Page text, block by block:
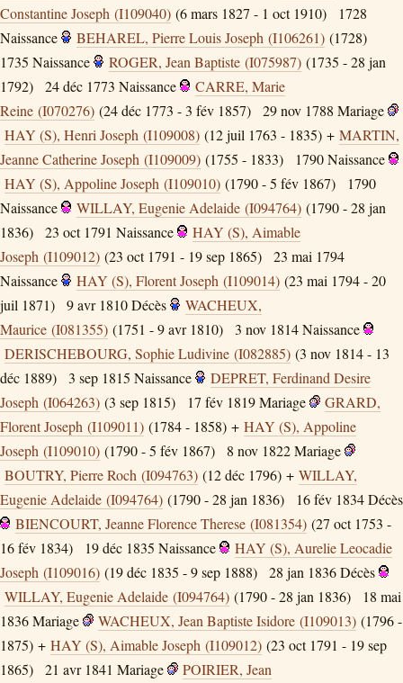
Constantine Joseph (I109040) (6 mars 1827 - 1 oct 1910)
1728
Naissance
BEHAREL, Pierre Louis Joseph (I106261) (1728)
1735 Naissance ROGER, Jean Baptiste (I075987) (1735 - 28 jan
1792)
24 déc 1773 Naissance
CARRE, Marie
Reine (I070276) (24 déc 1773 - 3 fév 1857) 29 nov 1788 Mariage
HAY (S), Henri Joseph (I109008) (12 juil 1763 - 1835) + MARTIN,
Jeanne Catherine Joseph (I109009) (1755 - 1833) 1790Naissance
HAY (S), Appoline Joseph (I109010) (1790 - 5 fév 1867)
1790
Naissance
WILLAY, Eugenie Adelaide (I094764) (1790 - 28 jan
1836)
23 oct 1791 Naissance
HAY (S), Aimable
Joseph (I109012) (23 oct 1791 - 19 sep 1865)
23 mai 1794
Naissance
HAY (S), Florent Joseph (I109014) (23 mai 1794 - 20
juil 1871)
9 avr 1810Décès
WACHEUX,
Maurice (I081355) (1751 - 9 avr 1810) 3 nov 1814Naissance
DERISCHEBOURG, Sophie Ludivine (I082885) (3 nov 1814 - 13
déc 1889)
3 sep 1815 Naissance
DEPRET, Ferdinand Desire
Joseph (I064263) (3 sep 1815) 17 fév 1819Mariage
GRARD,
Florent Joseph (I109011) (1784 - 1858) + HAY (S), Appoline
Joseph (I109010) (1790 - 5 fév 1867) 8 nov 1822Mariage
BOUTRY, Pierre Roch (I094763) (12 déc 1796) + WILLAY,
Eugenie Adelaide (I094764) (1790 - 28 jan 1836) 16 fév 1834Décès
BIENCOURT, Jeanne Florence Therese (I081354) (27 oct 1753 -
16 fév 1834)
19 déc 1835 Naissance
HAY (S), Aurelie Leocadie
Joseph (I109016) (19 déc 1835 - 9 sep 1888) 28 jan 1836Décès
WILLAY, Eugenie Adelaide (I094764) (1790 - 28 jan 1836)
18 mai
1836Mariage WACHEUX, Jean Baptiste Isidore (I109013) (1796 -
1875) + HAY (S), Aimable Joseph (I109012) (23 oct 1791 - 19 sep
1865)
21 avr 1841 Mariage
POIRIER, Jean